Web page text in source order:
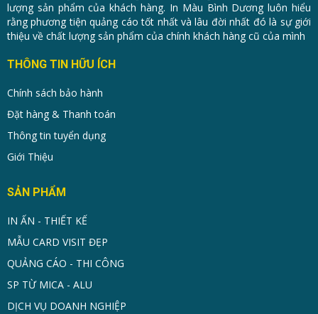
lượng sản phẩm của khách hàng. In Màu Bình Dương luôn hiểu
rằng phương tiện quảng cáo tốt nhất và lâu đời nhất đó là sự giới
thiệu về chất lượng sản phẩm của chính khách hàng cũ của mình
THÔNG TIN HỮU ÍCH
Chính sách bảo hành
Đặt hàng & Thanh toán
Thông tin tuyển dụng
Giới Thiệu
SẢN PHẨM
IN ẤN - THIẾT KẾ
MẪU CARD VISIT ĐẸP
QUẢNG CÁO - THI CÔNG
SP TỪ MICA - ALU
DỊCH VỤ DOANH NGHIỆP